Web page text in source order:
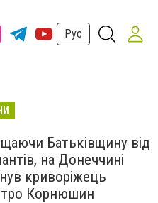
Рус
Батьківщину від
на Донеччині
криворіжець
Корнюшин